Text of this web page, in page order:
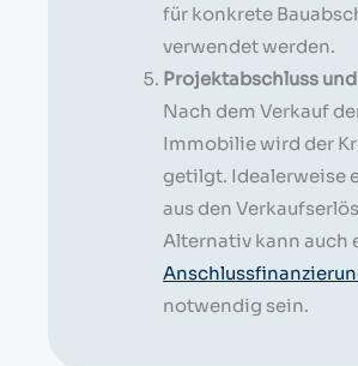
für konkrete
verwendet werden.
Projektabschluss
Nach dem Verkauf
Immobilie wird der
getilgt. Idealerweise
aus den
Alternativ kann auch
notwendig sein.